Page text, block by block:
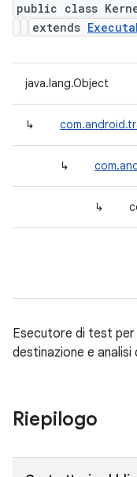
public class
extends
java.lang.Object
↳
↳
↳
Esecutore di test per
destinazione e
Riepilogo